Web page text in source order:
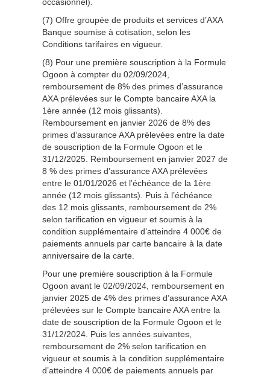
(7) Offre groupée de produits et services d’AXA
Banque soumise à cotisation, selon les
Conditions tarifaires en vigueur.
(8) Pour une première souscription à la Formule
Ogoon à compter du 02/09/2024,
remboursement de 8% des primes d’assurance
AXA prélevées sur le Compte bancaire AXA la
1ère année (12 mois glissants).
Remboursement en janvier 2026 de 8% des
primes d’assurance AXA prélevées entre la date
de souscription de la Formule Ogoon et le
31/12/2025. Remboursement en janvier 2027 de
8 % des primes d’assurance AXA prélevées
entre le 01/01/2026 et l’échéance de la 1ère
année (12 mois glissants). Puis à l’échéance
des 12 mois glissants, remboursement de 2%
selon tarification en vigueur et soumis à la
condition supplémentaire d’atteindre 4 000€ de
paiements annuels par carte bancaire à la date
anniversaire de la carte.
Pour une première souscription à la Formule
Ogoon avant le 02/09/2024, remboursement en
janvier 2025 de 4% des primes d’assurance AXA
prélevées sur le Compte bancaire AXA entre la
date de souscription de la Formule Ogoon et le
31/12/2024. Puis les années suivantes,
remboursement de 2% selon tarification en
vigueur et soumis à la condition supplémentaire
d’atteindre 4 000€ de paiements annuels par